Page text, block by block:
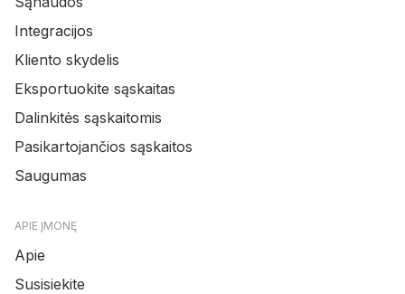
Integracijos
Kliento skydelis
Eksportuokite sąskaitas
Dalinkitės sąskaitomis
Pasikartojančios sąskaitos
Saugumas
APIE ĮMONĘ
Apie
Susisiekite